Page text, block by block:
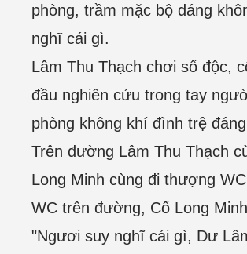
phòng, trầm mặc bộ dáng
nghĩ cái gì.
Lâm Thu Thạch chơi số độc,
đầu nghiên cứu trong tay
phòng không khí đình trệ
Trên đường Lâm Thu Thạch
Long Minh cùng đi thượng
WC trên đường, Cố Long
"Ngươi suy nghĩ cái gì, Dư